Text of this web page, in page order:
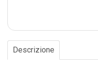
Descrizione